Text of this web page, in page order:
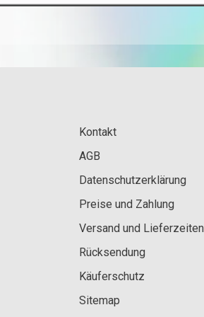
Kontakt
AGB
Datenschutzerklärung
Preise und Zahlung
Versand und Lieferzeiten
Rücksendung
Käuferschutz
Sitemap